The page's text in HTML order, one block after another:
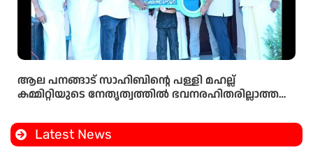
ആല പനങ്ങാട് സാഹിബിൻ്റെ പള്ളി മഹല്ല്
കമ്മിറ്റിയുടെ നേതൃത്വത്തിൽ ഭവനരഹിതരില്ലാത്ത
മത്തെ വീടിൻ്റെ താക്കോൽ ദാനം നടന്നു
Latest News